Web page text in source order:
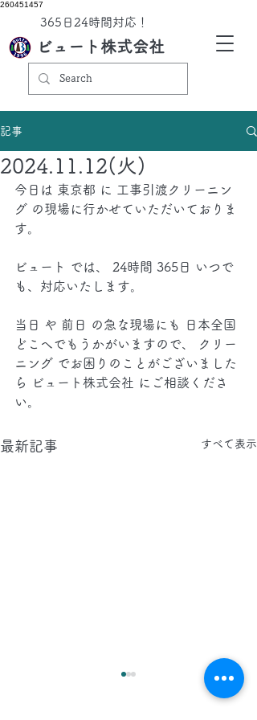
260451457
ビュート株式会社
​365日24時間対応！
記事
2024.11.12(火)
今日は 東京都 に 工事引渡クリーニン
グ の現場に行かせていただいておりま
す。
ビュート では、 24時間 365日 いつで
も、対応いたします。
当日 や 前日 の急な現場にも 日本全国
どこへでもうかがいますので、 クリー
ニング でお困りのことがございました
ら ビュート株式会社 にご相談くださ
い。
最新記事 すべて表示